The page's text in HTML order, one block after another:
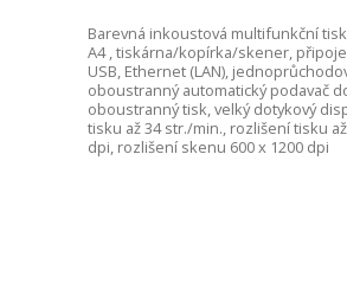
Barevná inkoustová multifunkční
A4 , tiskárna/kopírka/skener,
USB, Ethernet (LAN),
oboustranný automatický podavač
oboustranný tisk, velký dotykový
tisku až 34 str./min., rozlišení tisku
dpi, rozlišení skenu 600 x 1200 dpi